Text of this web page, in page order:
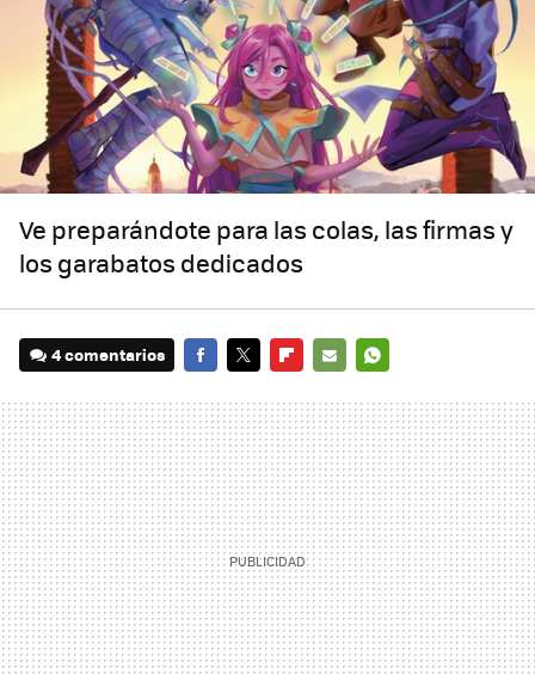
Ve preparándote para las colas, las firmas y
los garabatos dedicados
4 comentarios
MAIL